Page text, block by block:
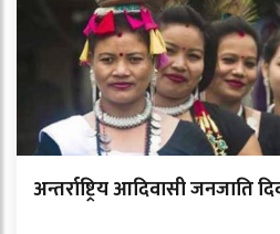
अन्तर्राष्ट्रिय आदिवासी जनजाति